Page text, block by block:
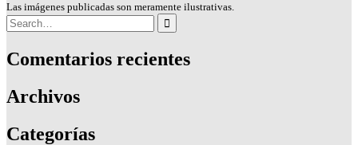
Las imágenes publicadas son meramente ilustrativas.
Search
for:
Comentarios recientes
Archivos
Categorías